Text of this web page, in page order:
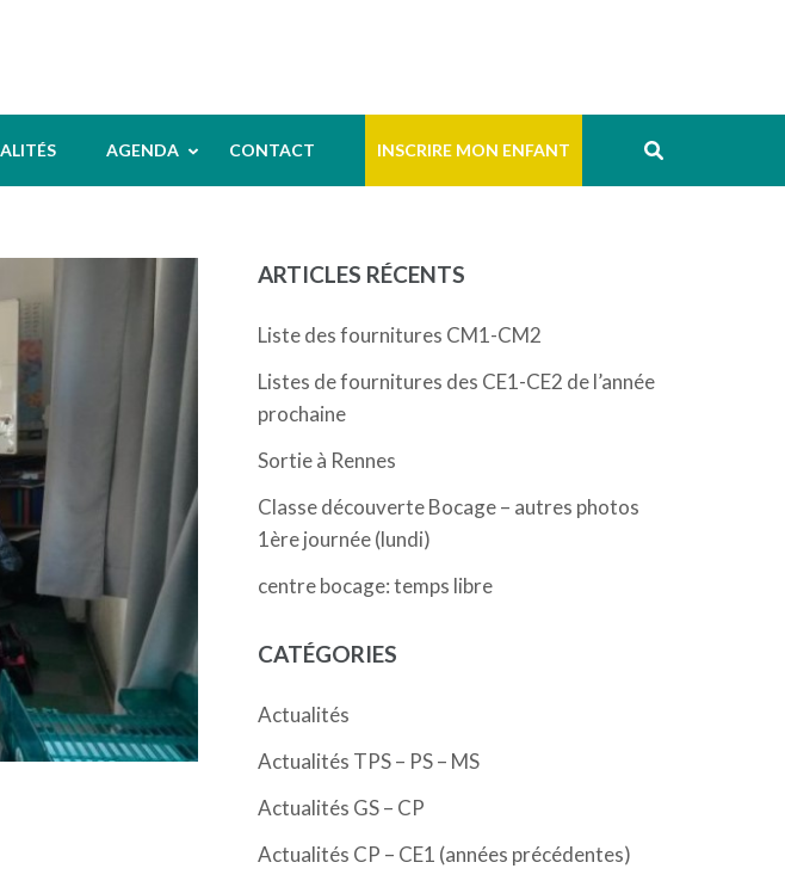
AGENDA CONTACT INSCRIRE MON ENFANT
ARTICLES RÉCENTS
Liste des fournitures CM1-CM2
Listes de fournitures des CE1-CE2 de l’année
prochaine
Sortie à Rennes
Classe découverte Bocage – autres photos
1ère journée (lundi)
centre bocage: temps libre
CATÉGORIES
Actualités
Actualités TPS – PS – MS
Actualités GS – CP
Actualités CP – CE1 (années précédentes)